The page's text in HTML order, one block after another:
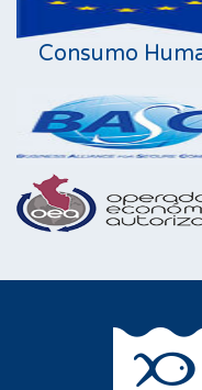
Consumo